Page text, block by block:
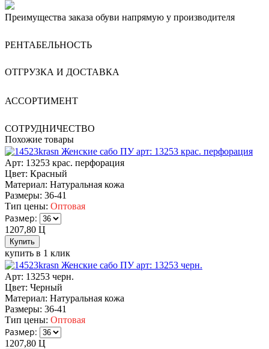
Преимущества заказа обуви напрямую у производителя
РЕНТАБЕЛЬНОСТЬ
ОТГРУЗКА И ДОСТАВКА
АССОРТИМЕНТ
СОТРУДНИЧЕСТВО
Похожие товары
Женские сабо ПУ арт: 13253 крас. перфорация
Арт: 13253 крас. перфорация
Цвет: Красный
Материал: Натуральная кожа
Размеры: 36-41
Тип цены: Оптовая
Размер:
1207,80 Ц
купить в 1 клик
Женские сабо ПУ арт: 13253 черн.
Арт: 13253 черн.
Цвет: Черный
Материал: Натуральная кожа
Размеры: 36-41
Тип цены: Оптовая
Размер:
1207,80 Ц